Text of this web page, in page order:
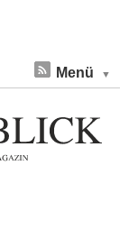
Menü